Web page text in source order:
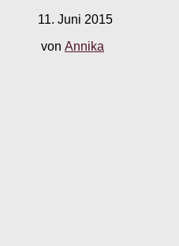
11. Juni 2015
von Annika